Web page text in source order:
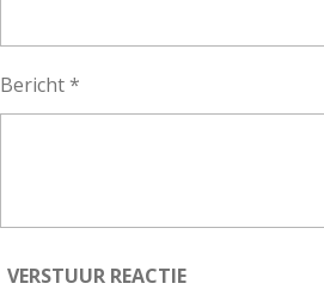
Bericht *
VERSTUUR REACTIE